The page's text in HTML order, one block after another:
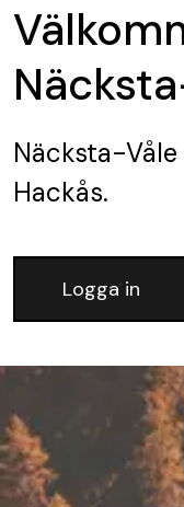
Näcksta-Våle
Hackås.
Logga in